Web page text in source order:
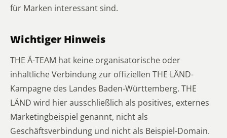
für Marken interessant sind.
Wichtiger Hinweis
THE Ä-TEAM hat keine organisatorische oder
inhaltliche Verbindung zur offiziellen THE LÄND-
Kampagne des Landes Baden-Württemberg. THE
LÄND wird hier ausschließlich als positives, externes
Marketingbeispiel genannt, nicht als
Geschäftsverbindung und nicht als Beispiel-Domain.